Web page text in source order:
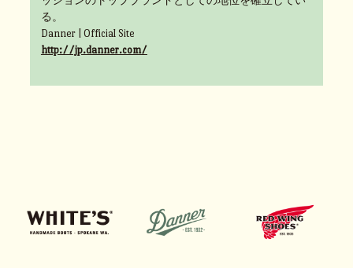
る。
Danner | Official Site
http://jp.danner.com/